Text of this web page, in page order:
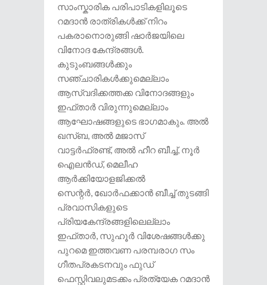
സാംസ്കാരിക പരിപാടികളിലൂടെ
റമദാൻ രാത്രികൾക്ക് നിറം
പകരാനൊരുങ്ങി ഷാർജയിലെ
വിനോദ കേന്ദ്രങ്ങൾ.
കുടുംബങ്ങൾക്കും
സഞ്ചാരികൾക്കുമെല്ലാം
ആസ്വദിക്കത്തക്ക വിനോ​ദങ്ങളും
ഇഫ്താർ വിരുന്നുമെല്ലാം
ആഘോഷങ്ങളുടെ ഭാ​ഗമാകും. അൽ
ഖസ്ബ, അൽ മജാസ്
വാട്ടർഫ്രണ്ട്, അൽ ഹീറ ബീച്ച്, നൂർ
ഐലൻഡ്, മെലീഹ
ആർക്കിയോളജിക്കൽ
സെന്റർ, ഖോർഫക്കാൻ ബീച്ച് തുടങ്ങി
പ്രവാസികളുടെ
പ്രിയകേന്ദ്രങ്ങളിലെല്ലാം
ഇഫ്താർ, സുഹൂർ വിശേഷങ്ങൾക്കു
പുറമെ ഇത്തവണ പരമ്പരാ​ഗ സം​
ഗീതപ്രകടനവും ഫുഡ്
ഫെസ്റ്റിവലുമടക്കം പ്രത്യേക റമദാൻ